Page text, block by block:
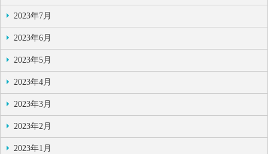
2023年7月
2023年6月
2023年5月
2023年4月
2023年3月
2023年2月
2023年1月